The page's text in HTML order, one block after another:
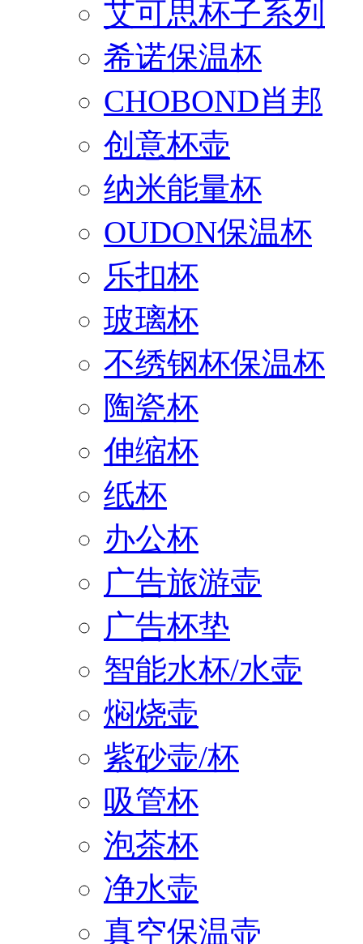
艾可思杯子系列
希诺保温杯
CHOBOND肖邦
创意杯壶
纳米能量杯
OUDON保温杯
乐扣杯
玻璃杯
不绣钢杯保温杯
陶瓷杯
伸缩杯
纸杯
办公杯
广告旅游壶
广告杯垫
智能水杯/水壶
焖烧壶
紫砂壶/杯
吸管杯
泡茶杯
净水壶
真空保温壶